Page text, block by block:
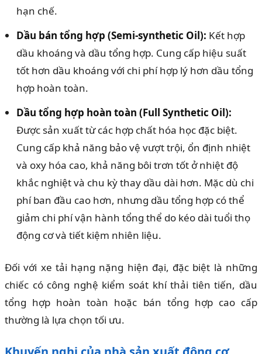
hạn chế.
Dầu bán tổng hợp (Semi-synthetic Oil): Kết hợp
dầu khoáng và dầu tổng hợp. Cung cấp hiệu suất
tốt hơn dầu khoáng với chi phí hợp lý hơn dầu tổng
hợp hoàn toàn.
Dầu tổng hợp hoàn toàn (Full Synthetic Oil):
Được sản xuất từ các hợp chất hóa học đặc biệt.
Cung cấp khả năng bảo vệ vượt trội, ổn định nhiệt
và oxy hóa cao, khả năng bôi trơn tốt ở nhiệt độ
khắc nghiệt và chu kỳ thay dầu dài hơn. Mặc dù chi
phí ban đầu cao hơn, nhưng dầu tổng hợp có thể
giảm chi phí vận hành tổng thể do kéo dài tuổi thọ
động cơ và tiết kiệm nhiên liệu.
Đối với xe tải hạng nặng hiện đại, đặc biệt là những
chiếc có công nghệ kiểm soát khí thải tiên tiến, dầu
tổng hợp hoàn toàn hoặc bán tổng hợp cao cấp
thường là lựa chọn tối ưu.